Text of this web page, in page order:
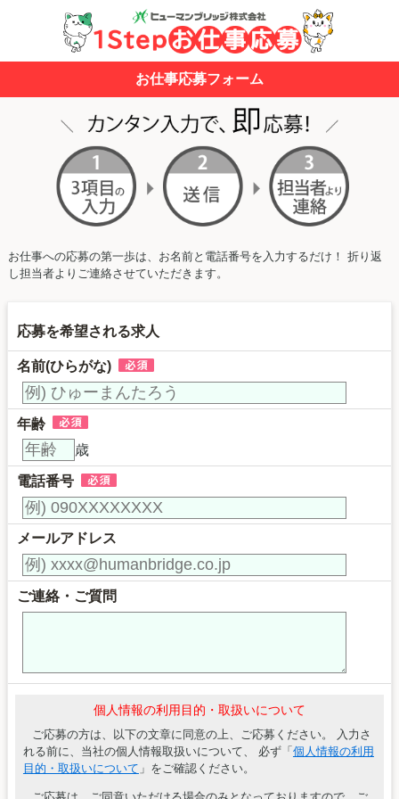
お仕事応募フォーム
お仕事への応募の第一歩は、お名前と電話番号を入力するだけ！ 折り返
し担当者よりご連絡させていただきます。
応募を希望される求人
名前(ひらがな)
年齢
歳
電話番号
メールアドレス
ご連絡・ご質問
個人情報の利用目的・取扱いについて
ご応募の方は、以下の文章に同意の上、ご応募ください。 入力さ
れる前に、当社の個人情報取扱いについて、 必ず「 個人情報の利用
目的・取扱いについて 」をご確認ください。